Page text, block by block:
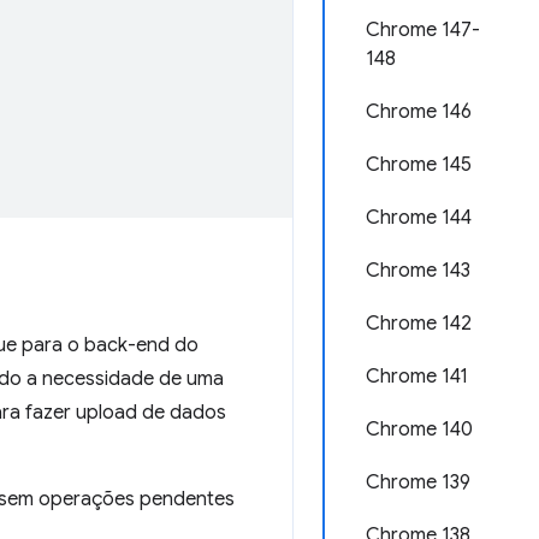
Chrome 147-
148
Chrome 146
Chrome 145
Chrome 144
Chrome 143
Chrome 142
Chrome 141
Chrome 140
Chrome 139
para o back-end do
a necessidade de uma
fazer upload de dados
operações pendentes